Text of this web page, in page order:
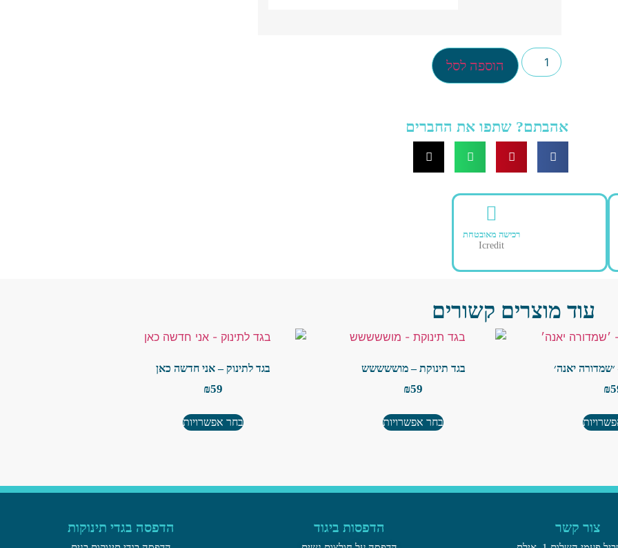
הוספה לסל
אהבתם? שתפו את החברים
רכישה מאובטחת
Icredit
עוד מוצרים קשורים
יאנה׳
₪
בגד תינוקת – מוששששש
₪59
בחר אפשרויות
בגד לתינוק – אני חדשה כאן
₪59
בחר אפשרויות
צור קשר הדפסות ביגוד הדפסה בגדי תינוקות